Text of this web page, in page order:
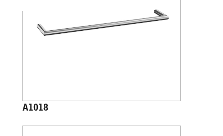
A1018